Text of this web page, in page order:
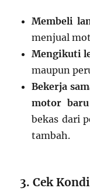
Membeli
menjual
Mengikuti
maupun
Bekerja
motor baru
bekas dari
tambah.
3. Cek